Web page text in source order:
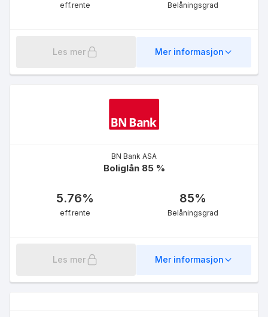
eff.rente Belåningsgrad
Les mer Mer informasjon
BN Bank ASA
Boliglån 85 %
5.76%
eff.rente
85%
Belåningsgrad
Les mer Mer informasjon